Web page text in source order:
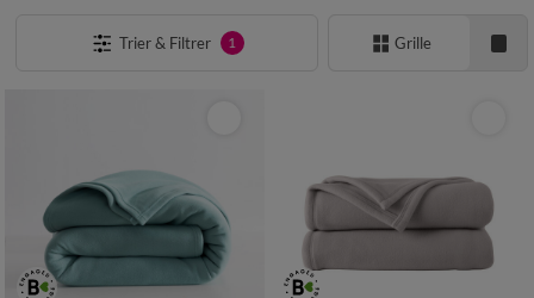
Trier & Filtrer 1 Grille